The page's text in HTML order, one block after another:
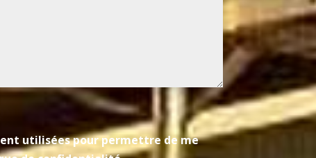
utilisées pour permettre de me